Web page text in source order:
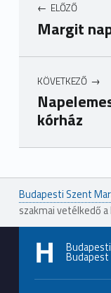
ELŐZŐ
Margit
KÖVETKEZŐ
kórház
Ugrás a főmenühöz
Budapesti Szent
szakmai vetélkedő a
Budapest